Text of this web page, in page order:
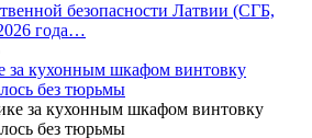
безопасности Латвии (СГБ,
года…
за кухонным шкафом винтовку
без тюрьмы